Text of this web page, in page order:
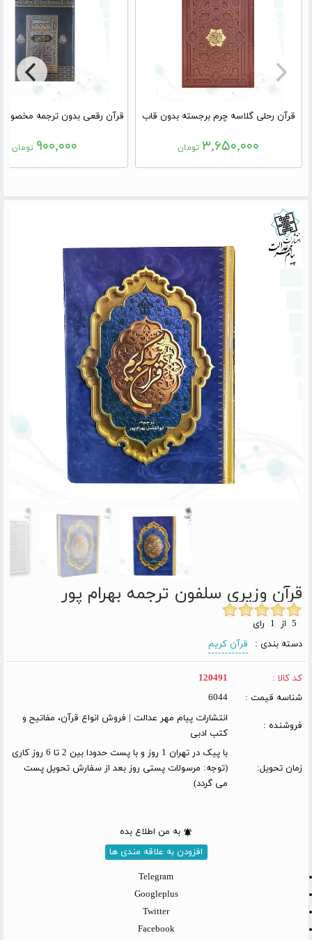
قرآن رحلی گلاسه چرم برجسته بدون قاب
۳,۶۵۰,۰۰۰ تومان ۹۰۰,۰۰۰ تومان
قرآن وزیری سلفون ترجمه بهرام پور
دسته بندی :
قرآن کریم
کد کالا :
120491
شناسه قیمت :
6044
فروشنده :
انتشارات پیام مهر عدالت | فروش انواع قرآن، مفاتیح و
کتب ادبی
زمان تحویل:
با پیک در تهران 1 روز و با پست حدودا بین 2 تا 6 روز کاری
(توجه: مرسولات پستی روز بعد از سفارش تحویل پست
می گردد)
به من اطلاع بده
افزودن به علاقه مندی ها
Telegram
Googleplus
Twitter
Facebook